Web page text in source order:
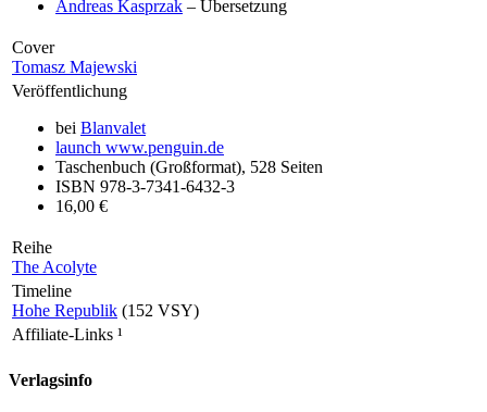
Andreas Kasprzak – Übersetzung
Cover
Tomasz Majewski
Veröffentlichung
bei Blanvalet
launch www.penguin.de
Taschenbuch (Großformat), 528 Seiten
ISBN 978-3-7341-6432-3
16,00 €
Reihe
The Acolyte
Timeline
Hohe Republik (152 VSY)
Affiliate-Links ¹
Verlagsinfo